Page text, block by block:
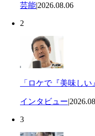
芸能|2026.08.06
2
「ロケで『美味し
インタビュー|
3